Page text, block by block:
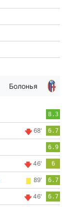
Болонья
8.3
68' 6.7
6.9
46' 6
89' 6.7
46' 6.7